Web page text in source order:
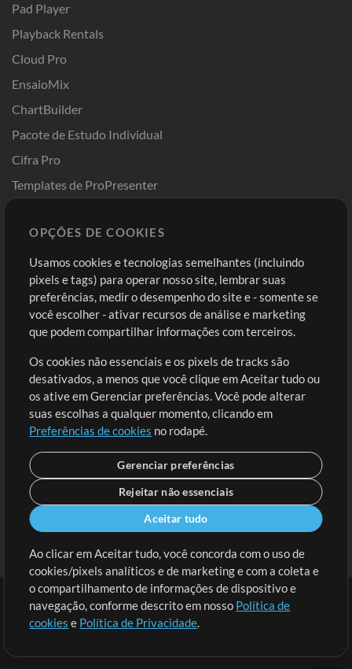
Pad Player
Playback Rentals
Cloud Pro
EnsaioMix
ChartBuilder
Pacote de Estudo Individual
Cifra Pro
Templates de ProPresenter
Comprar Créditos
Conteúdo Grátis
Solicite uma Música
Extras
Sessões
Envie seu conteúdo
Playlist
MT Conference
Entre
Cadastre-se
Ir ao carrinho
Termos | Política de Privacidade
OPÇÕES DE COOKIES
Usamos cookies e tecnologias semelhantes (incluindo
pixels e tags) para operar nosso site, lembrar suas
preferências, medir o desempenho do site e - somente se
você escolher - ativar recursos de análise e marketing
que podem compartilhar informações com terceiros.
Os cookies não essenciais e os pixels de tracks são
desativados, a menos que você clique em Aceitar tudo ou
os ative em Gerenciar preferências. Você pode alterar
suas escolhas a qualquer momento, clicando em
Preferências de cookies no rodapé.
Gerenciar preferências
Rejeitar não essenciais
Aceitar tudo
Ao clicar em Aceitar tudo, você concorda com o uso de
cookies/pixels analíticos e de marketing e com a coleta e
o compartilhamento de informações de dispositivo e
navegação, conforme descrito em nosso Política de
cookies e Política de Privacidade.